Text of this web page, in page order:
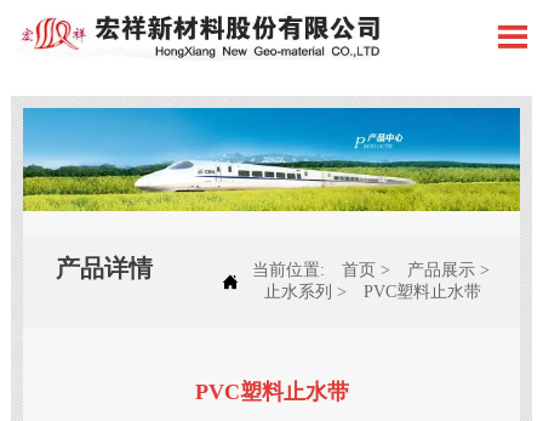

产品详情 
当前位置: 首页 > 产品展示 >
止水系列 > PVC塑料止水带
PVC塑料止水带